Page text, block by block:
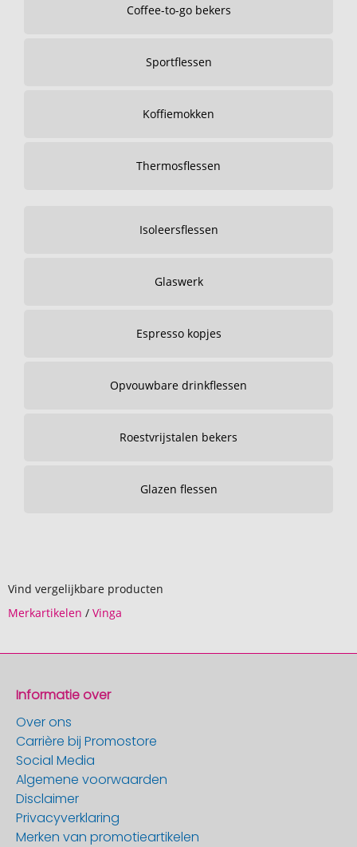
Coffee-to-go bekers
Sportflessen
Koffiemokken
Thermosflessen
Isoleersflessen
Glaswerk
Espresso kopjes
Opvouwbare drinkflessen
Roestvrijstalen bekers
Glazen flessen
Vind vergelijkbare producten
Merkartikelen / Vinga
Informatie over
Over ons
Carrière bij Promostore
Social Media
Algemene voorwaarden
Disclaimer
Privacyverklaring
Merken van promotieartikelen